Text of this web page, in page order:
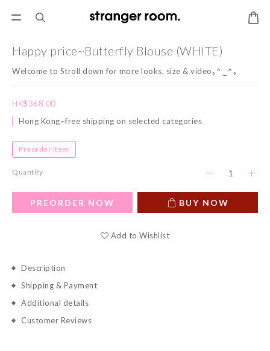
Happy price~Butterfly Blouse (WHITE)
Welcome to Stroll down for more looks, size & video｡^‿^｡
HK$368.00
Hong Kong~free shipping on selected categories
Preorder Item
Quantity
PREORDER NOW BUY NOW
Add to Wishlist
Description
Shipping & Payment
Additional details
Customer Reviews